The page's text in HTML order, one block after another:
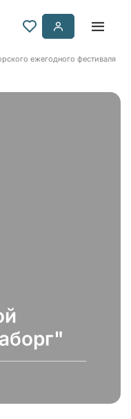
ежегодного фестиваля